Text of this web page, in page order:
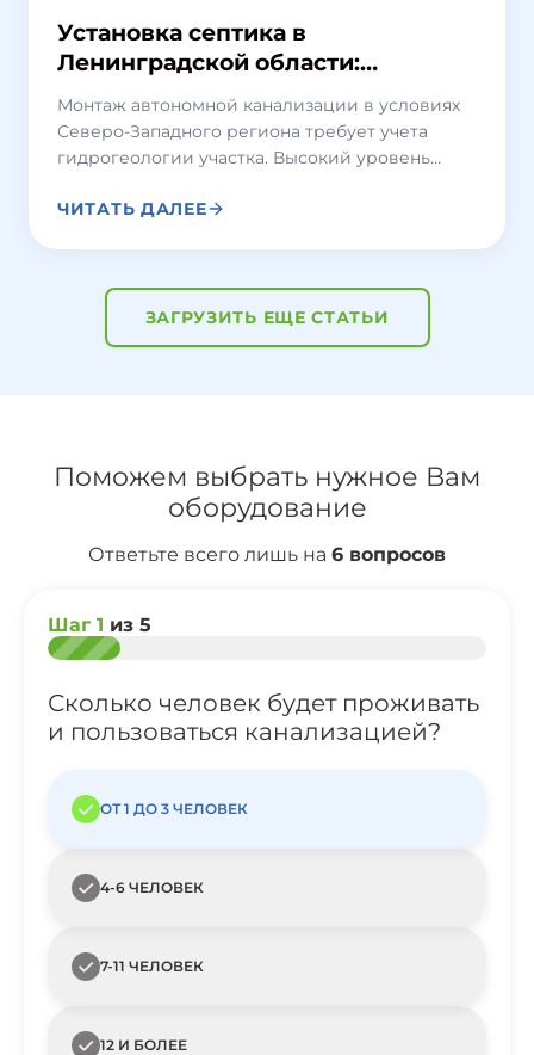
Установка септика в
Ленинградской области:
инженерные стандарты и
региональные особенности
Монтаж автономной канализации в условиях
Северо-Западного региона требует учета
гидрогеологии участка. Высокий уровень
суглинков в Ленинградской области могут
технологии обратной засыпки приводят к
смещению корпуса, подтоплению или
проблемам с отводом очищенной воды.
ЧИТАТЬ ДАЛЕЕ
ЗАГРУЗИТЬ ЕЩЕ СТАТЬИ
Поможем выбрать нужное Вам
оборудование
Ответьте всего лишь на 6 вопросов
Шаг 1 из 5
Сколько человек будет проживать
и пользоваться канализацией?
ОТ 1 ДО 3 ЧЕЛОВЕК
4-6 ЧЕЛОВЕК
7-11 ЧЕЛОВЕК
12 И БОЛЕЕ